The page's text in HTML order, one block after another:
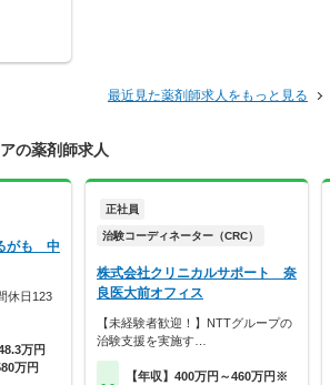
最近見た薬剤師求人をもっと見る
の薬剤師求人
がも 中
休日123
万円
万円
正社員
治験コーディネーター（CRC）
株式会社クリニカルサポート 奈
良医大前オフィス
【未経験者歓迎！】NTTグループの
治験支援を実施す…
【年収】400万円～460万円※